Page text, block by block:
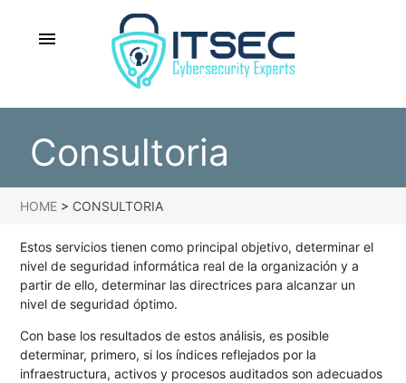
menu
Consultoria
HOME > CONSULTORIA
Estos servicios tienen como principal objetivo, determinar el
nivel de seguridad informática real de la organización y a
partir de ello, determinar las directrices para alcanzar un
nivel de seguridad óptimo.
Con base los resultados de estos análisis, es posible
determinar, primero, si los índices reflejados por la
infraestructura, activos y procesos auditados son adecuados